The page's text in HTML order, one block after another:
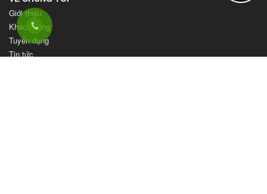
Giới thiệu
Khách hàng
Tuyển dụng
Tin tức